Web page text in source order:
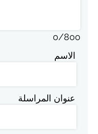
0/800
الاسم
عنوان المراسلة